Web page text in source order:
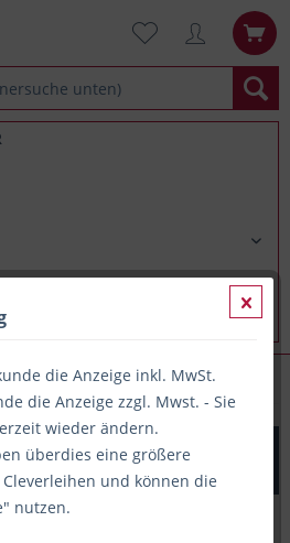
580PGBKXXL, ca. 600 S.,
die Anzeige inkl. MwSt.
die Anzeige zzgl. Mwst. - Sie
wieder ändern.
überdies eine größere
und können die
nutzen.